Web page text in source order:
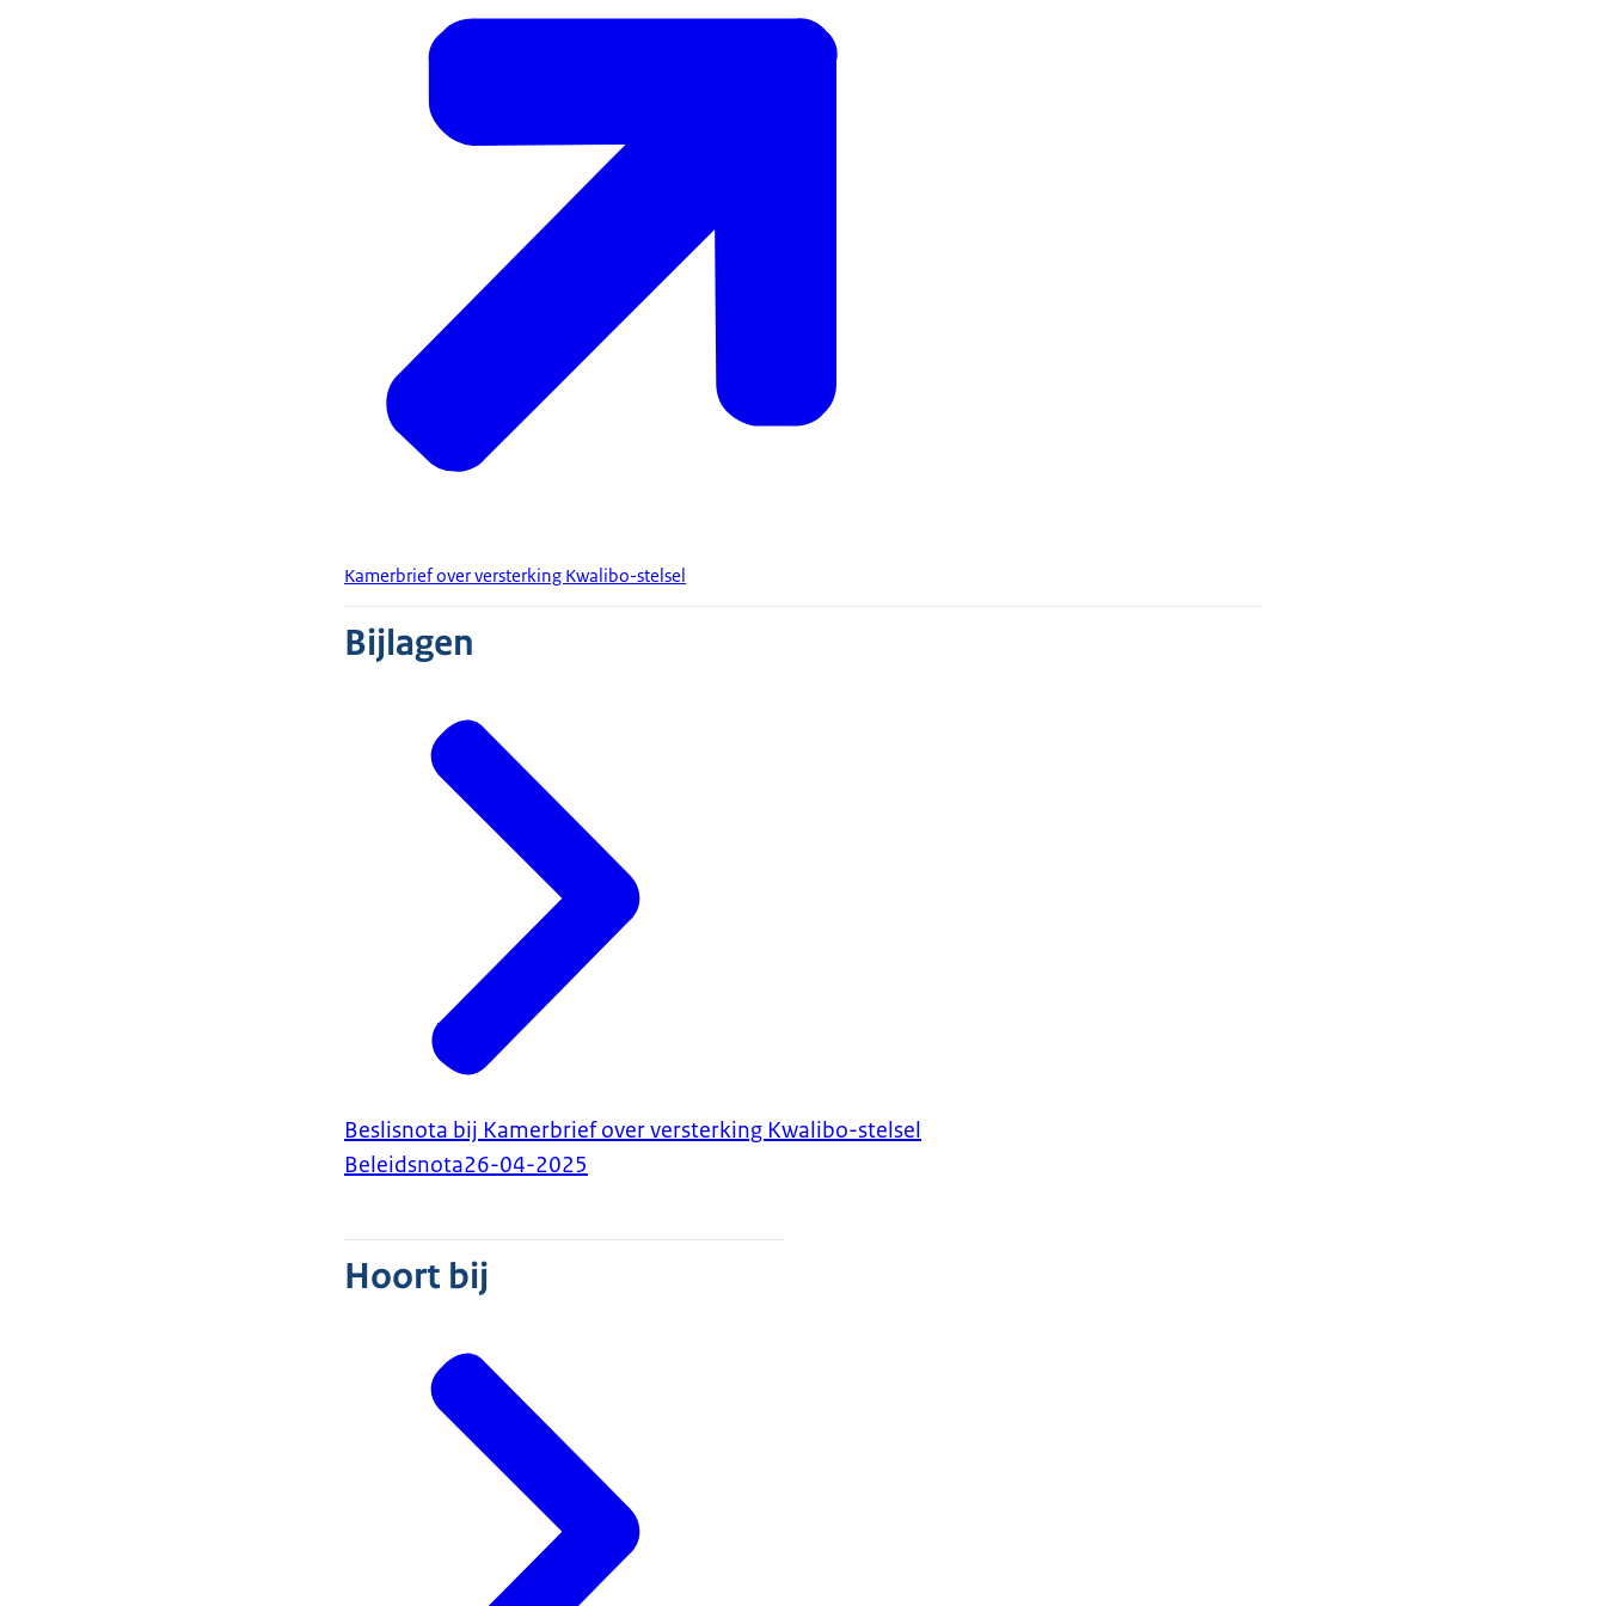
Kamerbrief over versterking Kwalibo-stelsel
Bijlagen
Beslisnota bij Kamerbrief over versterking Kwalibo-stelsel
Beleidsnota26-04-2025
Hoort bij